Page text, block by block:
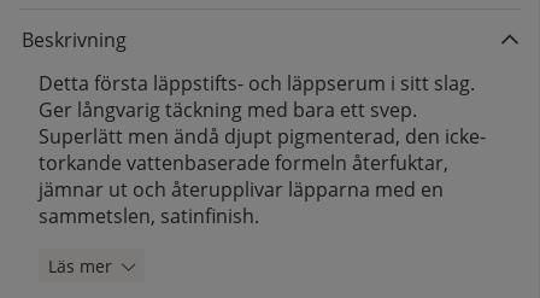
Beskrivning
Detta första läppstifts- och läppserum i sitt slag.
Ger långvarig täckning med bara ett svep.
Superlätt men ändå djupt pigmenterad, den icke-
torkande vattenbaserade formeln återfuktar,
jämnar ut och återupplivar läpparna med en
sammetslen, satinfinish.
Läs mer